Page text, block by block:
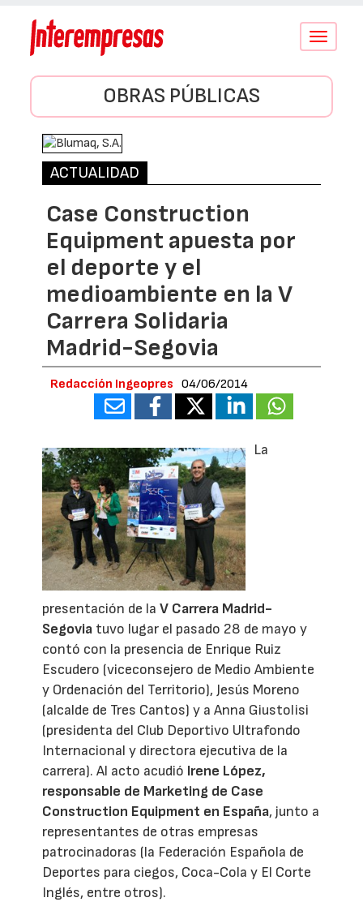
Conmutar
OBRAS PÚBLICAS
ACTUALIDAD
Case Construction
Equipment apuesta por
el deporte y el
medioambiente en la V
Carrera Solidaria
Madrid-Segovia
Redacción Ingeopres 04/06/2014
La
presentación de laV Carrera Madrid-
Segovia tuvo lugar el pasado 28 de mayo y
contó con la presencia de Enrique Ruiz
Escudero (viceconsejero de Medio Ambiente
y Ordenación del Territorio), Jesús Moreno
(alcalde de Tres Cantos) y a Anna Giustolisi
(presidenta del Club Deportivo Ultrafondo
Internacional y directora ejecutiva de la
carrera). Al acto acudió Irene López,
responsable de Marketing de Case
Construction Equipment en España, junto a
representantes de otras empresas
patrocinadoras (la Federación Española de
Deportes para ciegos, Coca-Cola y El Corte
Inglés, entre otros).